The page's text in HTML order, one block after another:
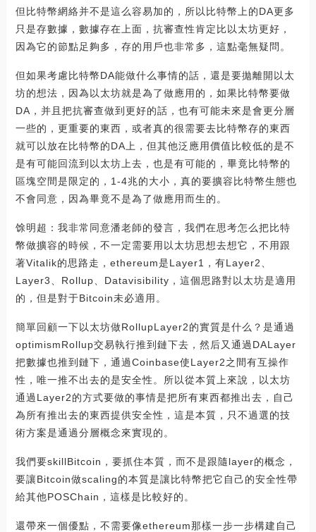
但比特幣網絡并不是這么容易加的，所以比特幣上的DA更多
只是存數據，數據存在上面，抗審查性肯定比以太坊更好，
因為它的節點足夠多，存的用戶也非常多，這點毫無疑問。
但如果考慮比特幣DA能做什么事情的話，還是要拋離開以太
坊的想法，因為以太坊就是為了做應用的，如果比特幣要做
DA，并且把抗審查做到更好的話，也有可能未來是會更分層
一些的，更重要的東西，或者真的很需要去比特幣存的東西
就可以放在比特幣的DA上，但其他泛應用價值比較低的是不
是有可能回流到以太坊上去，也是有可能的，畢竟比特幣的
區塊空間是限定的，1-4兆的大小，真的要擴容比特幣生態也
不會同意，因為畢竟不是為了做應用而生的。
馀明超：我非常同意潘老師的發言，我們在思考怎么把比特
幣做擴容的時候，不一定需要用以太坊思想去想它，不用跟
著Vitalik的思路走，ethereum是Layer1，有Layer2、
Layer3、Rollup、Datavisibility，這個思路對以太坊是適用
的，但是對于Bitcoin未必適用。
簡單回顧一下以太坊做RollupLayer2的實質是什么？是通過
optimismRollup交易執行推到鏈下去，然后又通過DALayer
把數據也推到鏈下，通過Coinbase使Layer2之間有互操作
性，唯一推不出去的是安全性。所以從本質上來說，以太坊
通過Layer2的方式要做的事情是把所有東西都推出去，自己
為所有推出去的東西提供安全性，這是本質，只不過選的技
術方案是通過分層概念來實現的。
我們要skillBitcoin，要抓住本質，而不是跟隨layer的概念，
要讓Bitcoin做scaling的本質是讓比特幣把它自己的安全性帶
給其他POSChain，這樣是比較好的。
還帶來一個優點，不需要像ethereum那樣一步一步構建自己